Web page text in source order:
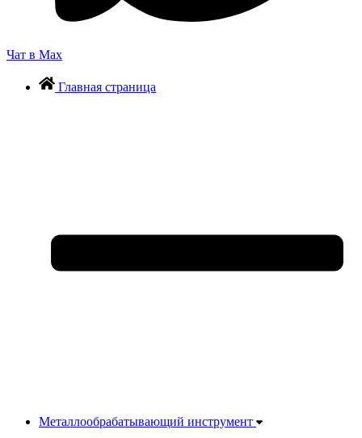
Чат в Max
Главная страница
Металлообрабатывающий инструмент